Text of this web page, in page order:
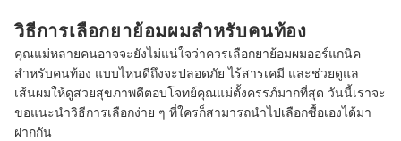
วิธีการเลือกยาย้อมผมสำหรับคนท้อง
คุณแม่หลายคนอาจจะยังไม่แน่ใจว่าควรเลือกยาย้อมผมออร์แกนิค
สำหรับคนท้อง แบบไหนดีถึงจะปลอดภัย ไร้สารเคมี และช่วยดูแล
เส้นผมให้ดูสวยสุขภาพดีตอบโจทย์คุณแม่ตั้งครรภ์มากที่สุด วันนี้เราจะ
ขอแนะนำวิธีการเลือกง่าย ๆ ที่ใครก็สามารถนำไปเลือกซื้อเองได้มา
ฝากกัน